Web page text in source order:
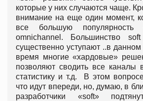
которые у них случаются чаще.
внимание на еще один момент,
все большую популярность
omnichannel. Большинство
существенно уступают ..в
время многие «хардовые»
позволяют сводить все каналы
статистику и т.д. В этом
что идут впереди, но, думаю, в
разработчики «soft»